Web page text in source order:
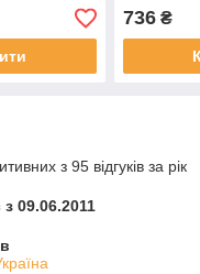
736₴
з 95 відгуків за рік
09.06.2011